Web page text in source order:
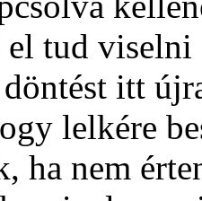
tud
itt
lelkére
ha nem